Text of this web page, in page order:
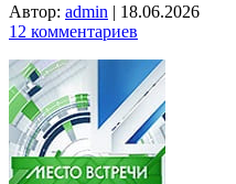
Автор: admin | 18.06.2026
12 комментариев